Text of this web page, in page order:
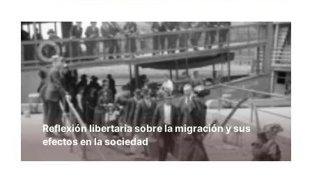
Reflexión libertaria sobre la migración y sus
efectos en la sociedad